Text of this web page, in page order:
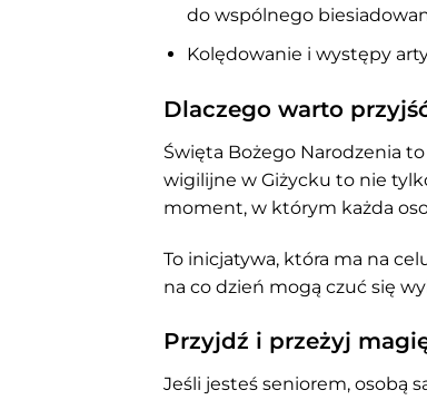
do wspólnego
Kolędowanie i występy
Dlaczego warto
Święta Bożego Narodzenia
wigilijne w Giżycku to nie
moment, w którym każda
To inicjatywa, która ma na
na co dzień mogą czuć się
Przyjdź i przeżyj
Jeśli jesteś seniorem, osobą